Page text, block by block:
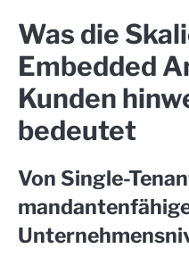
Was die
Embedded
Kunden
bedeutet
Von Single-